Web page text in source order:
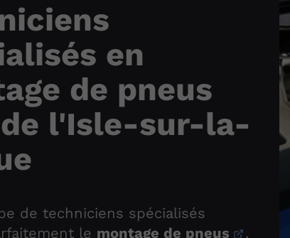
en
de pneus
l'Isle-sur-la-
de techniciens spécialisés
le montage de pneus
.